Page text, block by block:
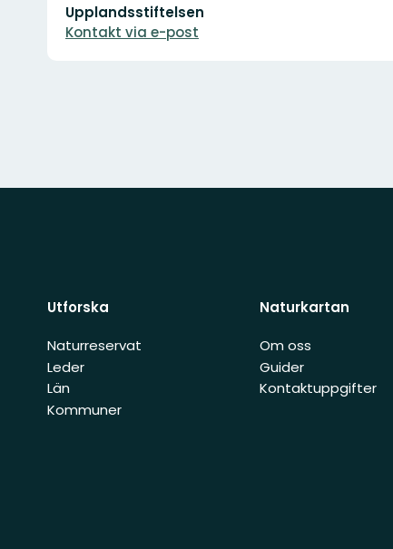
E-
postadress
Upplandsstiftelsen
Kontakt via e-post
Utforska
Naturreservat
Leder
Län
Kommuner
Naturkartan
Om oss
Guider
Kontaktuppgifter